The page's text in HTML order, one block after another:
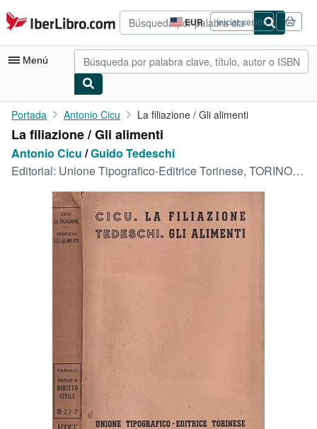
Pasar al contenido principal
IberLibro.com EUR
Preferencias
de
compra
del
Iniciar sesión
Menú
Mi cuenta
Consultar mis pedidos
Libros antiguos
Arte y coleccionismo
Comenzar a vender
Portada Antonio Cicu La filiazione / Gli alimenti
La filiazione / Gli alimenti
Antonio Cicu /Guido Tedeschi
Editorial: Unione Tipografico-Editrice Torinese, TORINO, 1954